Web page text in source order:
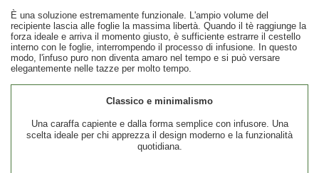
È una soluzione estremamente funzionale. L'ampio volume del
recipiente lascia alle foglie la massima libertà. Quando il tè raggiunge la
forza ideale e arriva il momento giusto, è sufficiente estrarre il cestello
interno con le foglie, interrompendo il processo di infusione. In questo
modo, l'infuso puro non diventa amaro nel tempo e si può versare
elegantemente nelle tazze per molto tempo.
Classico e minimalismo
Una caraffa capiente e dalla forma semplice con infusore. Una
scelta ideale per chi apprezza il design moderno e la funzionalità
quotidiana.